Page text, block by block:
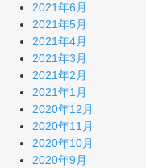
2021年6月
2021年5月
2021年4月
2021年3月
2021年2月
2021年1月
2020年12月
2020年11月
2020年10月
2020年9月